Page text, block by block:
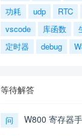
功耗
udp RTC
vscode
库函数
定时器
debug
等待解答
问 W800 寄存器